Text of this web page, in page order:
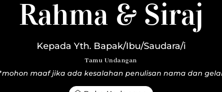
Rahma & Siraj
Kepada Yth. Bapak/Ibu/Saudara/i
Tamu Undangan
maaf jika ada kesalahan penulisan nama dan